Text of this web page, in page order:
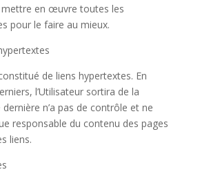
mettre en œuvre toutes les
pour le faire au mieux.
de liens hypertextes. En
l’Utilisateur sortira de la
n’a pas de contrôle et ne
responsable du contenu des pages
liens.